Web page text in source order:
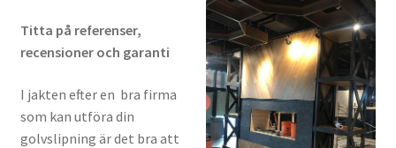
Titta på referenser,
recensioner och garanti
I jakten efter en bra firma
som kan utföra din
golvslipning är det bra att